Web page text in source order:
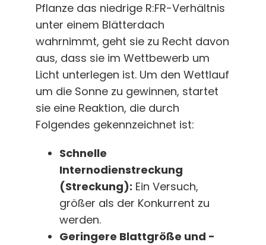
Pflanze das niedrige R:FR-Verhältnis
unter einem Blätterdach
wahrnimmt, geht sie zu Recht davon
aus, dass sie im Wettbewerb um
Licht unterlegen ist. Um den Wettlauf
um die Sonne zu gewinnen, startet
sie eine Reaktion, die durch
Folgendes gekennzeichnet ist:
Schnelle
Internodienstreckung
(Streckung): Ein Versuch,
größer als der Konkurrent zu
werden.
Geringere Blattgröße und -